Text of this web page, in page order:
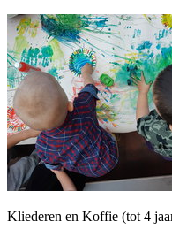
Kliederen en Koffie (tot 4